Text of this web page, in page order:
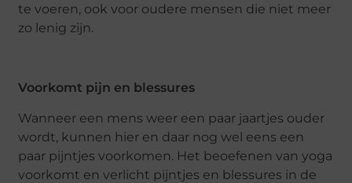
te voeren, ook voor oudere mensen die niet meer
zo lenig zijn.
Voorkomt pijn en blessures
Wanneer een mens weer een paar jaartjes ouder
wordt, kunnen hier en daar nog wel eens een
paar pijntjes voorkomen. Het beoefenen van yoga
voorkomt en verlicht pijntjes en blessures in de